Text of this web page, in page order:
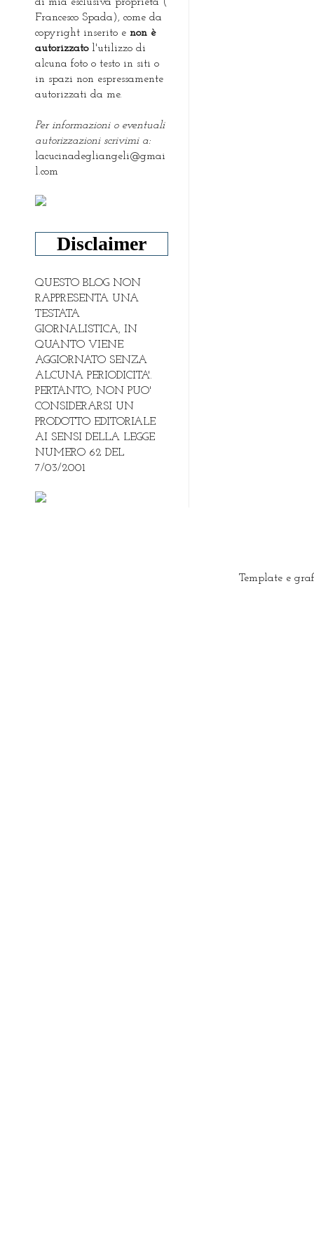
Francesco Spada), come da
copyright inserito e non è
autorizzatol'utilizzo di
alcuna foto o testo in siti o
in spazi non espressamente
autorizzati da me.
Per informazioni o eventuali
autorizzazioni scrivimi a:
lacucinadegliangeli@gmai
l.com
Disclaimer
QUESTO BLOG NON
RAPPRESENTA UNA
TESTATA
GIORNALISTICA, IN
QUANTO VIENE
AGGIORNATO SENZA
ALCUNA PERIODICITA'.
PERTANTO, NON PUO'
CONSIDERARSI UN
PRODOTTO EDITORIALE
AI SENSI DELLA LEGGE
NUMERO 62 DEL
7/03/2001
Template e